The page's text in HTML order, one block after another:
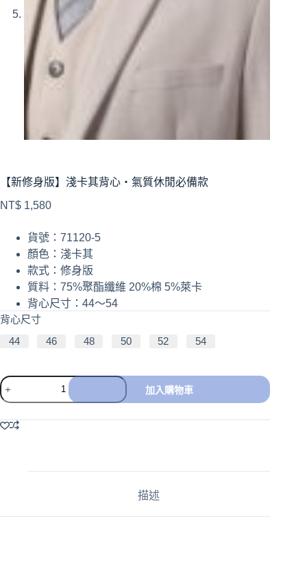
【新修身版】淺卡其背心・氣質休閒必備款
NT$ 1,580
貨號：71120-5
顏色：淺卡其
款式：修身版
質料：75%聚酯纖維 20%棉 5%萊卡
背心尺寸：44～54
背心尺寸
44
46 48 50 52 54
加入購物車
l
v
描述